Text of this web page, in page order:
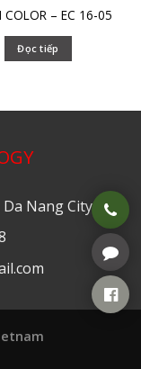
COLOR – EC 16-05
Đọc tiếp
Nang City